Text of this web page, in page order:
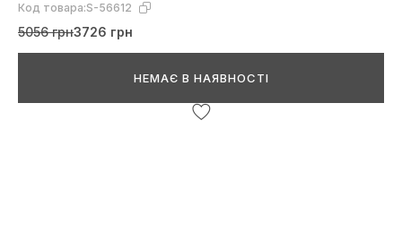
Код товара:S-56612
5056 грн3726 грн
НЕМАЄ В НАЯВНОСТІ